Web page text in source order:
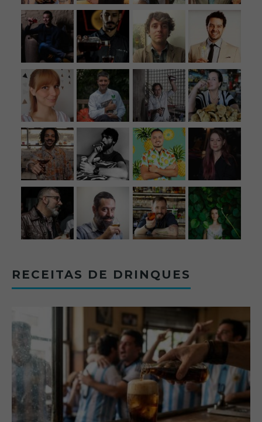
RECEITAS DE DRINQUES